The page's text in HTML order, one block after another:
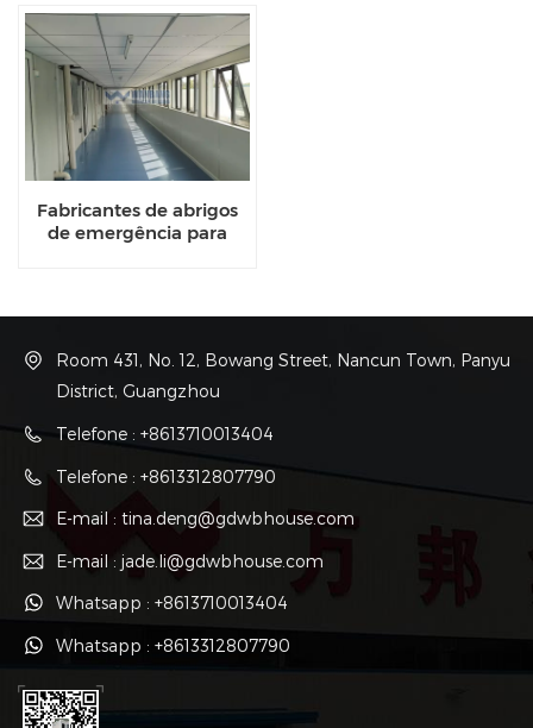
Fabricantes de abrigos
de emergência para
Room 431, No. 12, Bowang Street, Nancun Town, Panyu
District, Guangzhou
Telefone : +8613710013404
Telefone : +8613312807790
E-mail : tina.deng@gdwbhouse.com
E-mail : jade.li@gdwbhouse.com
Whatsapp : +8613710013404
Whatsapp : +8613312807790